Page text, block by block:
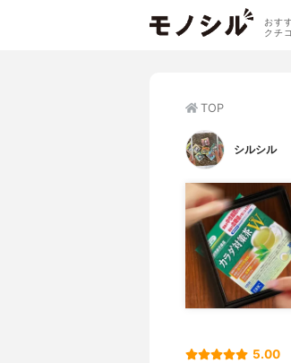
おす
クチ
TOP
シルシル
5.00